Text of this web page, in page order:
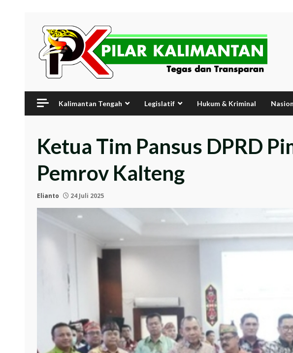
content
Kalimantan Tengah Legislatif Hukum & Kriminal
Ketua Tim Pansus DPRD
Pemrov Kalteng
Elianto 24 Juli 2025